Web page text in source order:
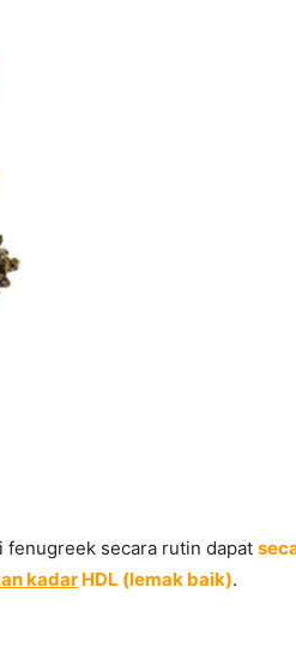
fenugreek secara rutin dapat
kadar HDL (lemak baik).